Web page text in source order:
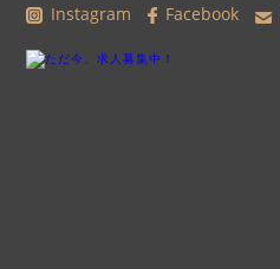
Instagram Facebook